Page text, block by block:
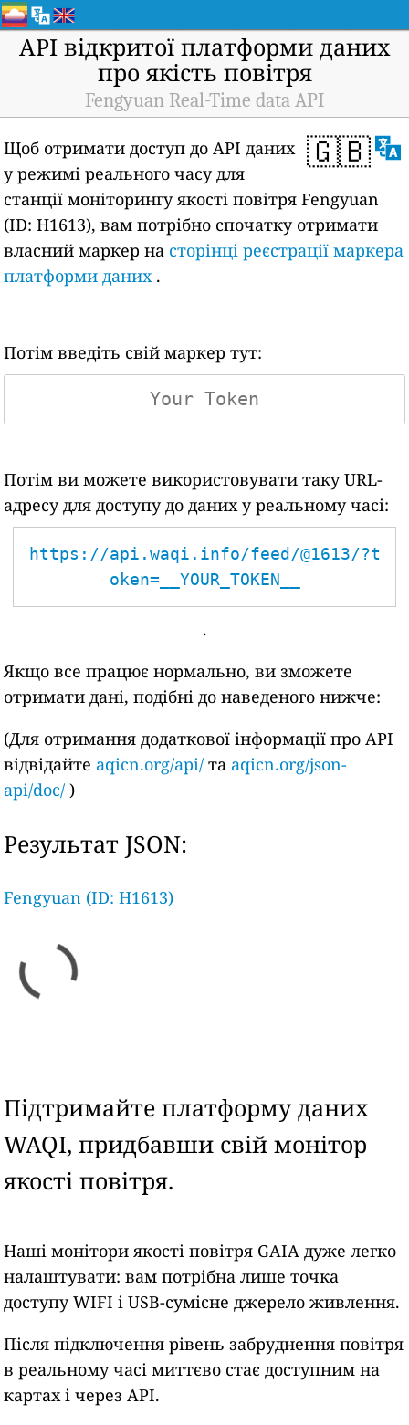
API відкритої платформи даних
про якість повітря
Fengyuan Real-Time data API
🇬🇧
Щоб отримати доступ до API даних
у режимі реального часу для
станції моніторингу якості повітря Fengyuan
(ID: H1613), вам потрібно спочатку отримати
власний маркер на сторінці реєстрації маркера
платформи даних.
Потім введіть свій маркер тут:
Потім ви можете використовувати таку URL-
адресу для доступу до даних у реальному часі:
https://api.waqi.info/feed/@1613/?t
oken=__YOUR_TOKEN__
.
Якщо все працює нормально, ви зможете
отримати дані, подібні до наведеного нижче:
(Для отримання додаткової інформації про API
відвідайте aqicn.org/api/ та aqicn.org/json-
api/doc/ )
Результат JSON:
Fengyuan (ID: H1613)
Підтримайте платформу даних
WAQI, придбавши свій монітор
якості повітря.
Наші монітори якості повітря GAIA дуже легко
налаштувати: вам потрібна лише точка
доступу WIFI і USB-сумісне джерело живлення.
Після підключення рівень забруднення повітря
в реальному часі миттєво стає доступним на
картах і через API.